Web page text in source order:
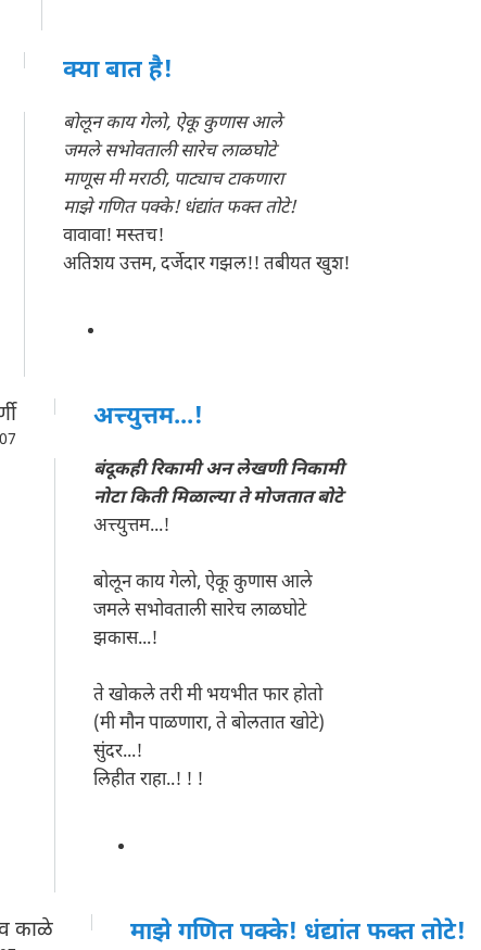
क्या बात है!
बोलून काय गेलो, ऐकू कुणास आले
जमले सभोवताली सारेच लाळघोटे
माणूस मी मराठी, पाट्याच टाकणारा
माझे गणित पक्के! धंद्यांत फक्त तोटे!
वावावा! मस्तच!
अतिशय उत्तम, दर्जेदार गझल!! तबीयत खुश!
अत्त्युत्तम...!
बंदूकही रिकामी अन लेखणी निकामी
नोटा किती मिळाल्या ते मोजतात बोटे
अत्त्युत्तम...!
बोलून काय गेलो, ऐकू कुणास आले
जमले सभोवताली सारेच लाळघोटे
झकास...!
ते खोकले तरी मी भयभीत फार होतो
(मी मौन पाळणारा, ते बोलतात खोटे)
सुंदर...!
लिहीत राहा..! ! !
काळे माझे गणित पक्के! धंद्यांत फक्त तोटे!